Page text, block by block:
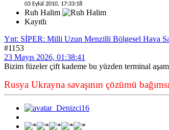
03 Eylül 2010, 17:33:18
Ruh Halim
Kayıtlı
Ynt: SİPER: Milli Uzun Menzilli Bölgesel Hava
#1153
23 Mayıs 2026, 01:38:41
Bizim füzeler çift kademe bu yüzden terminal
Rusya Ukrayna savaşının çözümü